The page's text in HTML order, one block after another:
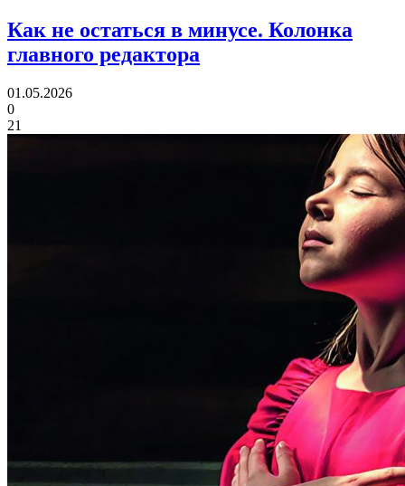
Как не остаться в минусе. Колонка
главного редактора
01.05.2026
0
21